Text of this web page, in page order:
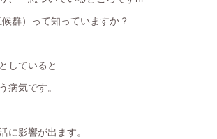
群）って知っていますか？
していると
病気です。
に影響が出ます。